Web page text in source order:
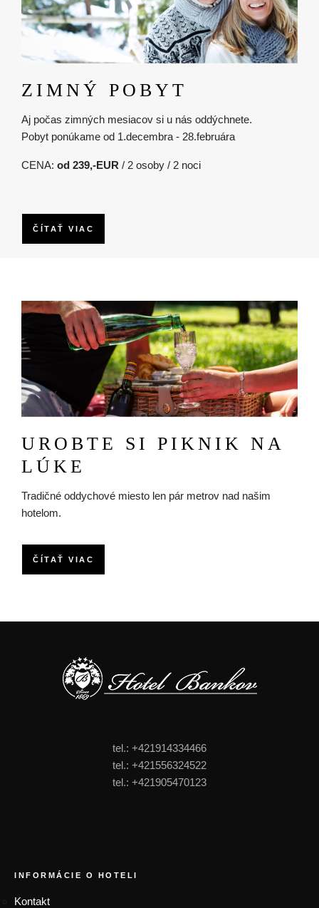
ZIMNÝ POBYT
Aj počas zimných mesiacov si u nás oddýchnete.
Pobyt ponúkame od 1.decembra - 28.februára
CENA: od 239,-EUR / 2 osoby / 2 noci
ČÍTAŤ VIAC
Obrázok
UROBTE SI PIKNIK NA
LÚKE
Tradičné oddychové miesto len pár metrov nad našim
hotelom.
ČÍTAŤ VIAC
tel.: +421914334466
tel.: +421556324522
tel.: +421905470123
INFORMÁCIE O HOTELI
Kontakt